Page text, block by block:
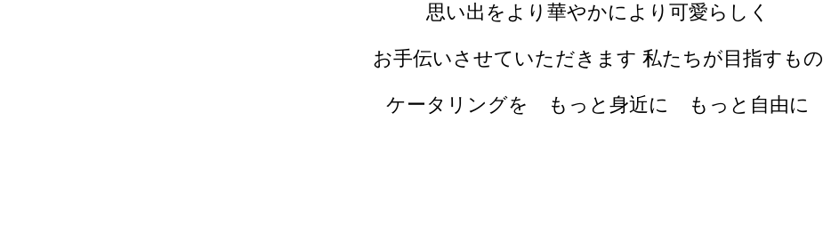
思い出をより華やかにより可愛らしく
お手伝いさせていただきます 私たちが目指すもの
ケータリングを もっと身近に もっと自由に